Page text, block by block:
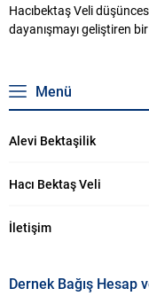
Hacıbektaş Veli
dayanışmayı geliştiren
Menü
Alevi Bektaşilik
Hacı Bektaş Veli
İletişim
Dernek Bağış Hesap